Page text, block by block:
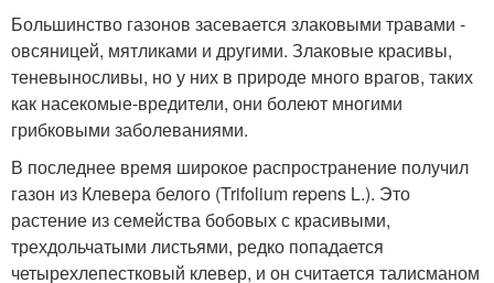
Большинство газонов засевается злаковыми травами -
овсяницей, мятликами и другими. Злаковые красивы,
теневыносливы, но у них в природе много врагов, таких
как насекомые-вредители, они болеют многими
грибковыми заболеваниями.
В последнее время широкое распространение получил
газон из Клевера белого (Trifolium repens L.). Это
растение из семейства бобовых с красивыми,
трехдольчатыми листьями, редко попадается
четырехлепестковый клевер, и он считается талисманом